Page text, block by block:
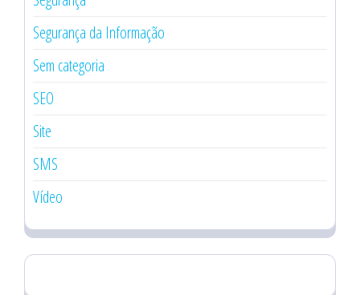
Segurança da Informação
Sem categoria
SEO
Site
SMS
Vídeo